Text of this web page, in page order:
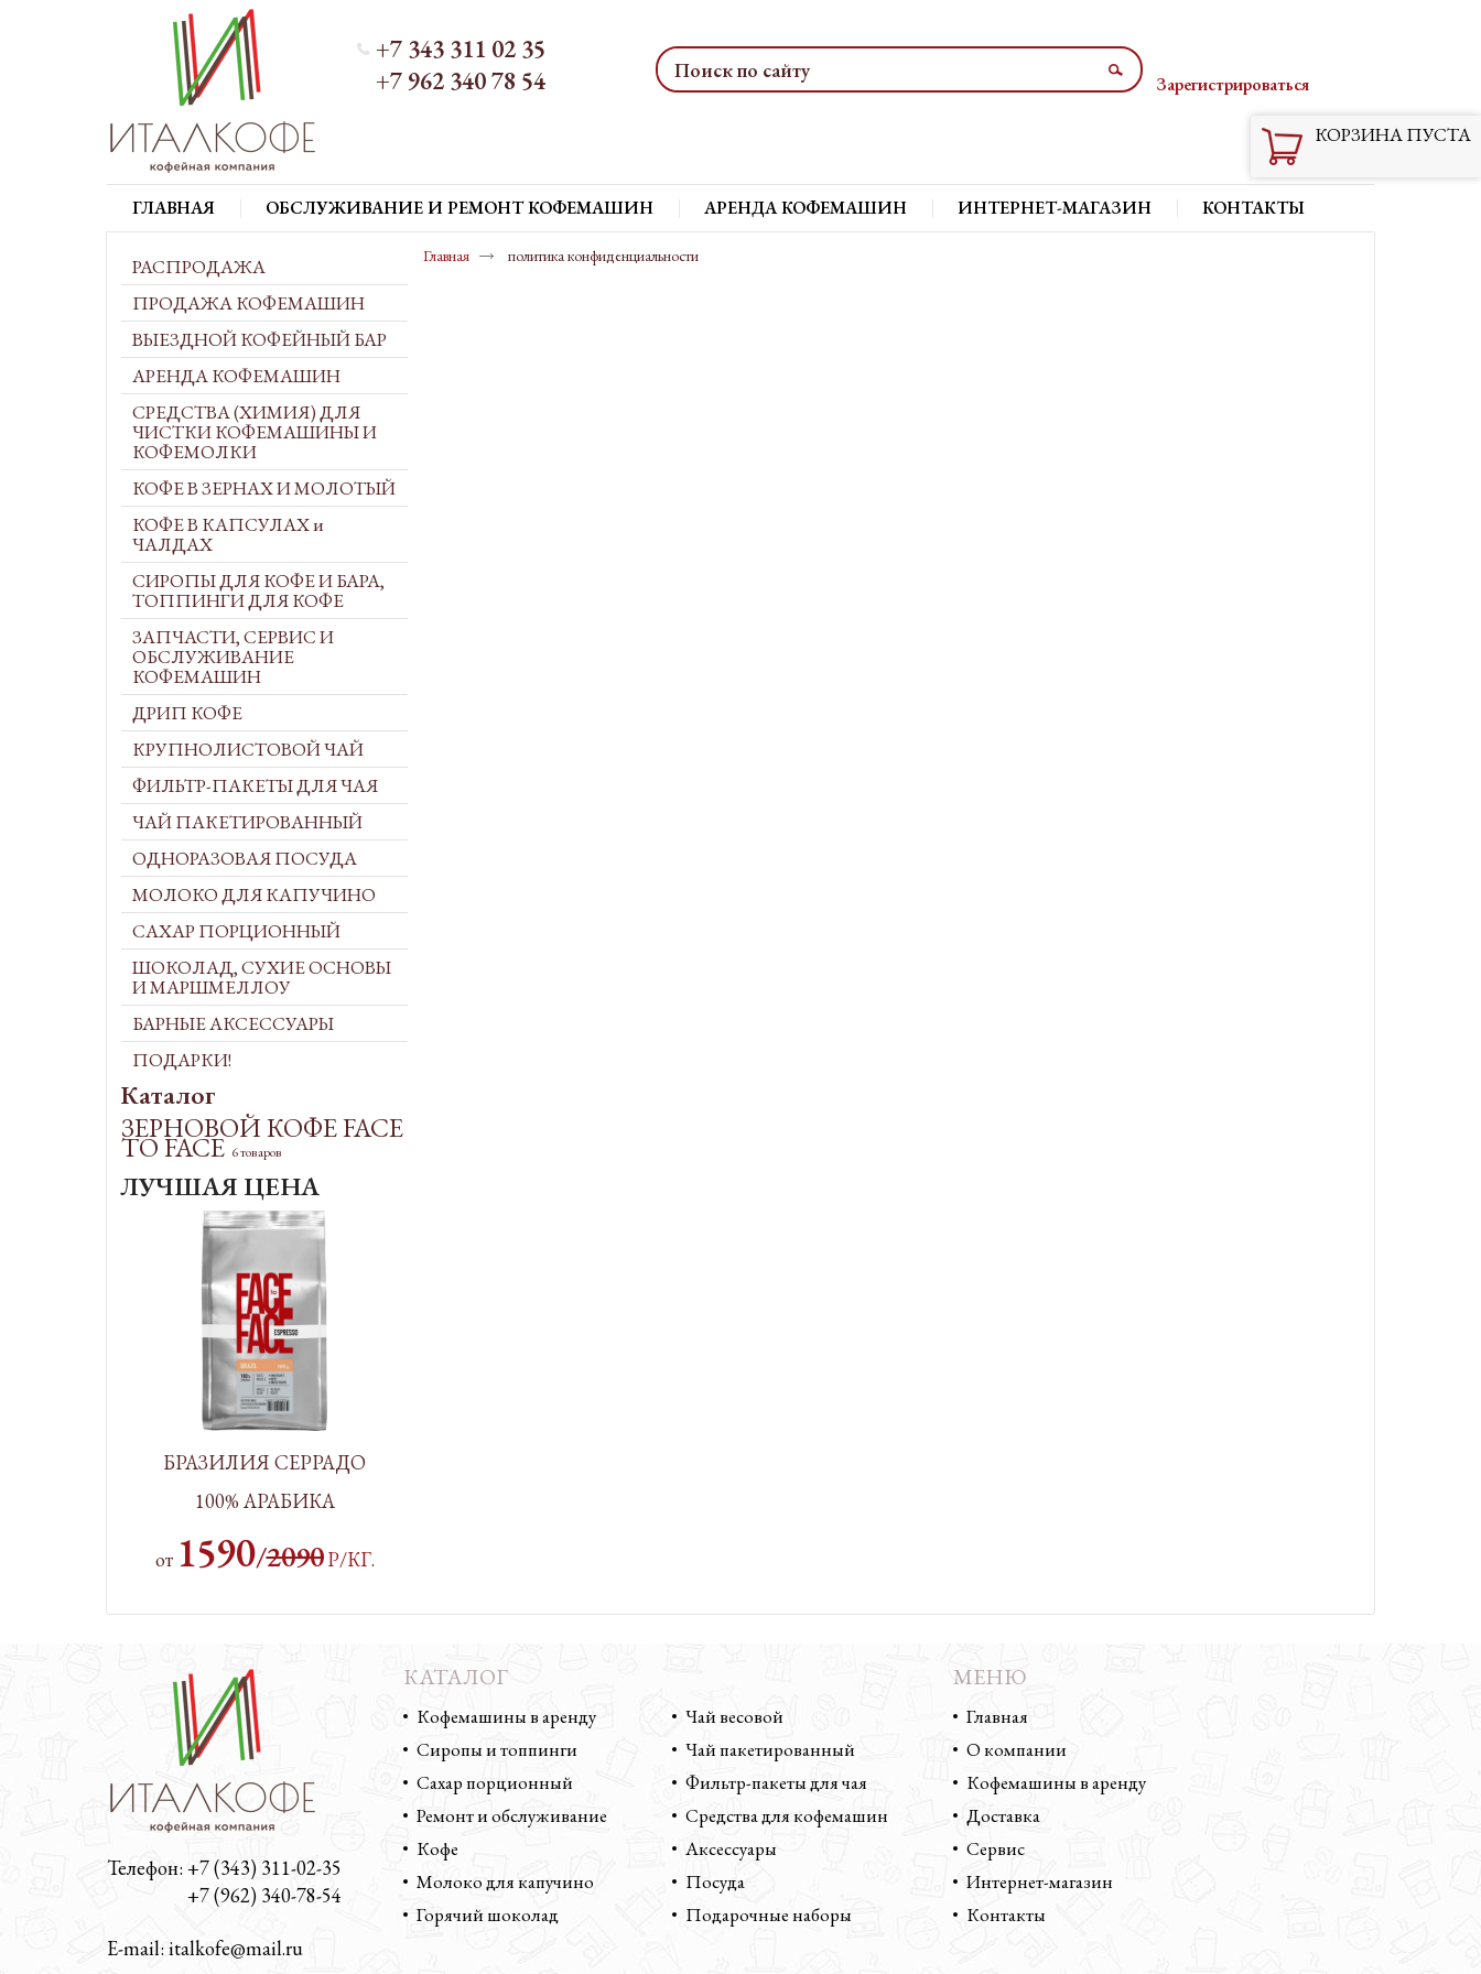
Зарегистрироваться
+7 343 311 02 35
+7 962 340 78 54
ГЛАВНАЯ ОБСЛУЖИВАНИЕ И РЕМОНТ КОФЕМАШИН АРЕНДА КОФЕМАШИН ИНТЕРНЕТ-МАГАЗИН КОНТАКТЫ
КОРЗИНА ПУСТА
РАСПРОДАЖА
ПРОДАЖА КОФЕМАШИН
ВЫЕЗДНОЙ КОФЕЙНЫЙ БАР
АРЕНДА КОФЕМАШИН
СРЕДСТВА (ХИМИЯ) ДЛЯ
ЧИСТКИ КОФЕМАШИНЫ И
КОФЕМОЛКИ
КОФЕ В ЗЕРНАХ И МОЛОТЫЙ
КОФЕ В КАПСУЛАХ и
ЧАЛДАХ
СИРОПЫ ДЛЯ КОФЕ И БАРА,
ТОППИНГИ ДЛЯ КОФЕ
ЗАПЧАСТИ, СЕРВИС И
ОБСЛУЖИВАНИЕ
КОФЕМАШИН
ДРИП КОФЕ
КРУПНОЛИСТОВОЙ ЧАЙ
ФИЛЬТР-ПАКЕТЫ ДЛЯ ЧАЯ
ЧАЙ ПАКЕТИРОВАННЫЙ
ОДНОРАЗОВАЯ ПОСУДА
МОЛОКО ДЛЯ КАПУЧИНО
САХАР ПОРЦИОННЫЙ
ШОКОЛАД, СУХИЕ ОСНОВЫ
И МАРШМЕЛЛОУ
БАРНЫЕ АКСЕССУАРЫ
ПОДАРКИ!
Каталог
ЗЕРНОВОЙ КОФЕ FACE
TO FACE 6 товаров
ЛУЧШАЯ ЦЕНА
БРАЗИЛИЯ СЕРРАДО
100% АРАБИКА
от 1590/2090Р/КГ.
Главная политика конфиденциальности
Телефон: +7 (343) 311-02-35
+7 (962) 340-78-54
E-mail: italkofe@mail.ru
КАТАЛОГ
Кофемашины в аренду
Сиропы и топпинги
Сахар порционный
Ремонт и обслуживание
Кофе
Молоко для капучино
Горячий шоколад
Чай весовой
Чай пакетированный
Фильтр-пакеты для чая
Средства для кофемашин
Аксессуары
Посуда
Подарочные наборы
МЕНЮ
Главная
О компании
Кофемашины в аренду
Доставка
Сервис
Интернет-магазин
Контакты